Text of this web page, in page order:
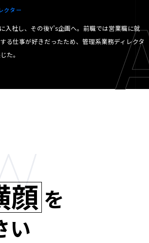
クター
入社し、その後Y’s企画へ。前職では営業職に就
る仕事が好きだったため、管理系業務ディレクタ
た。
顔 を
い